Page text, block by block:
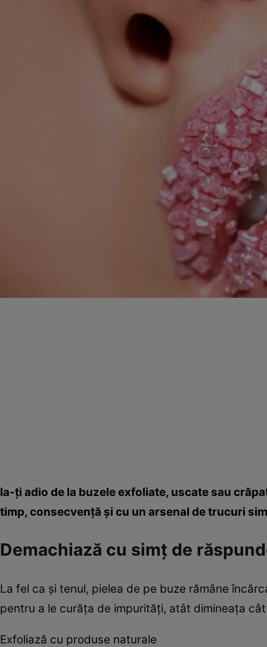
Ia-ţi adio de la buzele exfoliate, uscate sau
timp, consecvenţă şi cu un arsenal de trucuri
Demachiază cu simţ de
La fel ca şi tenul, pielea de pe buze rămâne
pentru a le curăţa de impurităţi, atât dimineaţa
Exfoliază cu produse naturale